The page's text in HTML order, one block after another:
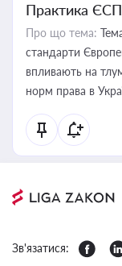
Практика
Про що тема:
стандарти
впливають на
норм права в
Зв'язатися: